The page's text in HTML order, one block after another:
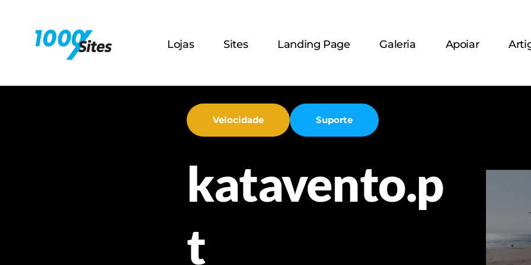
Lojas Sites Landing Page Galeria Apoiar
Velocidade Suporte
katavento.p
t